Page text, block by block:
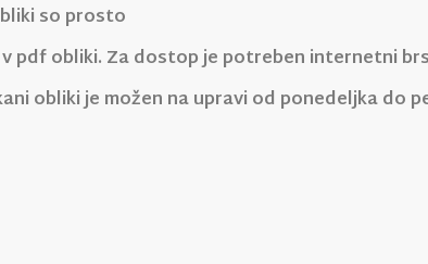
so prosto
pdf obliki. Za dostop je potreben internetni
oblikije možen na upravi od ponedeljka do